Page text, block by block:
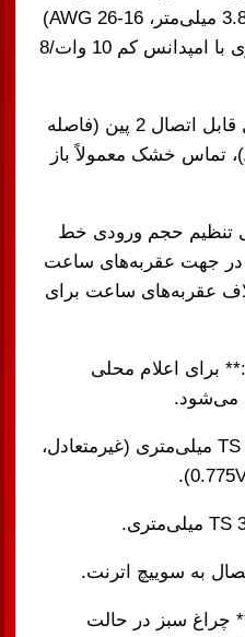
قابل اتصال 2 پین (فاصله 3.81 میلی‌متر، AWG 26-16)
برای اتصال و هدایت بلندگوی با امپدانس کم 10 وات/8
2. **رله I/O:** بلاک ترمینال قابل اتصال 2 پین (فاصله
3.81 میلی‌متر، AWG 26-16)، تماس خشک معمولاً باز
تنظیم حجم ورودی خط
در جهت عقربه‌های ساعت
عقربه‌های ساعت برای
برای اعلام محلی
5. **ورودی خط:** جک TS 3.5 میلی‌متری (غیرمتعادل،
چراغ سبز در حالت